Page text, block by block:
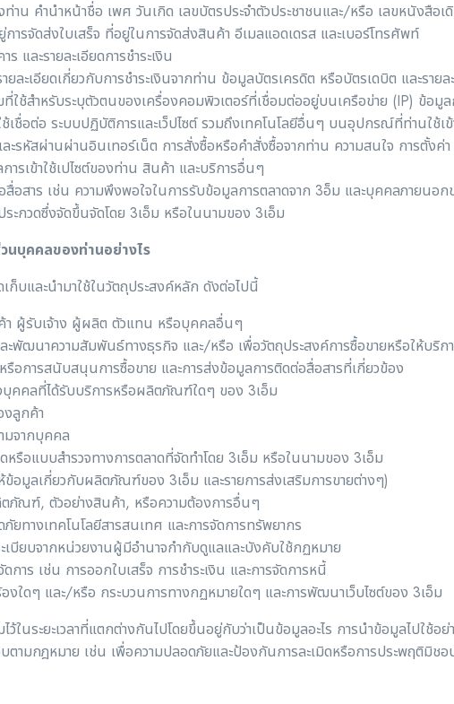
าน คำนำหน้าชื่อ เพศ วันเกิด เลขบัตรประจำตัวประชาชนและ/หรือ เลขหนังสือเ
ารจัดส่งใบเสร็จ ที่อยู่ในการจัดส่งสินค้า อีเมลแอดเดรส และเบอร์โทรศัพท์
ละรายละเอียดการชำระเงิน
ละเอียดเกี่ยวกับการชำระเงินจากท่าน ข้อมูลบัตรเครดิต หรือบัตรเดบิต และราย
ช้สำหรับระบุตัวตนของเครื่องคอมพิวเตอร์ที่เชื่อมต่ออยู่บนเครือข่าย (IP) ข้อมูลก
ช้เชื่อต่อ ระบบปฏิบัติการและเว็ปไซต์ รวมถึงเทคโนโลยีอื่นๆ บนอุปกรณ์ที่ท่านใช้เข้
รหัสผ่านผ่านอินเทอร์เน็ต การสั่งซื้อหรือคำสั่งซื้อจากท่าน ความสนใจ การตั้งค่
รเข้าใช้เปไซต์ของท่าน สินค้า และบริการอื่นๆ
สื่อสาร เช่น ความพึงพอใจในการรับข้อมูลการตลาดจาก 3อ็ม และบุคคลภายน
ระกวดซึ่งจัดขึ้นจัดโดย 3เอ็ม หรือในนามของ 3เอ็ม
นบุคคลของท่านอย่างไร
ก็บและนำมาใช้ในวัตถุประสงค์หลัก ดังต่อไปนี้
ผู้รับเจ้าง ผู้ผลิต ตัวแทน หรือบุคคลอื่นๆ
ะพัฒนาความสัมพันธ์ทางธุรกิจ และ/หรือ เพื่อวัตถุประสงค์การซื้อขายหรือให้บริก
รือการสนับสนุนการซื้อขาย และการส่งข้อมูลการติดต่อสื่อสารที่เกี่ยวข้อง
บุคคลที่ได้รับบริการหรือผลิตภัณฑ์ใดๆ ของ 3เอ็ม
งลูกค้า
มจากบุคคล
หรือแบบสำรวจทางการตลาดที่จัดทำโดย 3เอ็ม หรือในนามของ 3เอ็ม
ข้อมูลเกี่ยวกับผลิตภัณฑ์ของ 3เอ็ม และรายการส่งเสริมการขายต่างๆ)
ภัณฑ์, ตัวอย่างสินค้า, หรือความต้องการอื่นๆ
ยทางเทคโนโลยีสารสนเทศ และการจัดการทรัพยากร
เบียบจากหน่วยงานผู้มีอำนาจกำกับดูแลและบังคับใช้กฏหมาย
การ เช่น การออกใบเสร็จ การชำระเงิน และการจัดการหนี้
งใดๆ และ/หรือ กระบวนการทางกฏหมายใดๆ และการพัฒนาเว็บไซต์ของ 3เอ็ม
ว้ในระยะเวลาที่แตกต่างกันไปโดยขึ้นอยู่กับว่าเป็นข้อมูลอะไร การนำข้อมูลไปใช้
ตามกฎหมาย เช่น เพื่อความปลอดภัยและป้องกันการละเมิดหรือการประพฤติมิช